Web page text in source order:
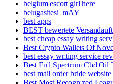
belgium escort girl here
belugasitesi_mAY
best apps
BEST bewertete
best cheap essay writing
Best Crypto Wallets Of
best essay writing service
Best Full Spectrum Cbd Oil
best mail order bride website
Best Most Recognized